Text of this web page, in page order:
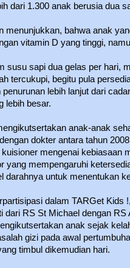
dari 1.300 anak berusia dua
menunjukkan, bahwa anak
vitamin D yang tinggi,
susu sapi dua gelas per hari,
tercukupi, begitu pula
lebih lanjut dari
lebih besar.
anak-anak
dokter antara tahun
mengenai kebiasaan
yang mempengaruhi
darahnya untuk menentukan
dalam TARGet Kids
dari RS St Michael dengan
anak sejak
gizi pada awal
timbul dikemudian hari.